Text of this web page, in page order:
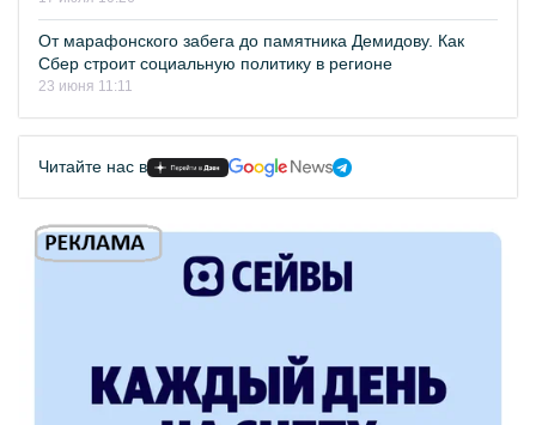
От марафонского забега до памятника Демидову. Как
Сбер строит социальную политику в регионе
23 июня 11:11
Читайте нас в